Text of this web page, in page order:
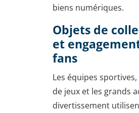
biens numériques.
Objets de
et
fans
Les équipes
de jeux et les grands
divertissement